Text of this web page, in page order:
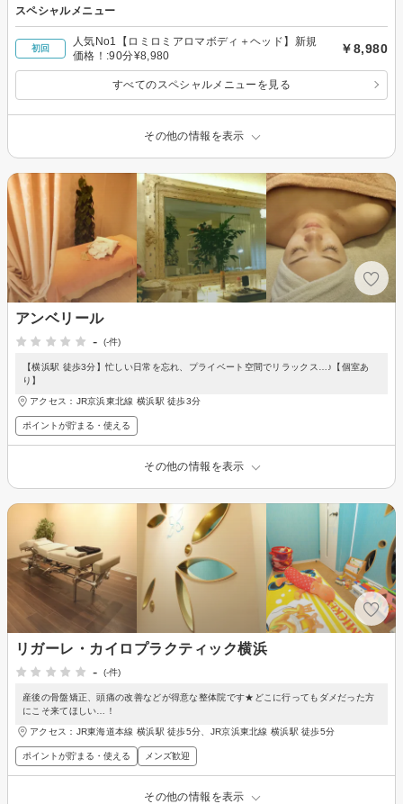
スペシャルメニュー
初回
人気No1【ロミロミアロマボディ＋ヘッド】新規
価格！:90分¥8,980
￥8,980
すべてのスペシャルメニューを見る
その他の情報を表示
アンベリール
-
(-件)
【横浜駅 徒歩3分】忙しい日常を忘れ、プライベート空間でリラックス…♪【個室あ
り】
アクセス：JR京浜東北線 横浜駅 徒歩3分
ポイントが貯まる・使える
その他の情報を表示
リガーレ・カイロプラクティック横浜
-
(-件)
産後の骨盤矯正、頭痛の改善などが得意な整体院です★どこに行ってもダメだった方
にこそ来てほしい…！
アクセス：JR東海道本線 横浜駅 徒歩5分、JR京浜東北線 横浜駅 徒歩5分
ポイントが貯まる・使える メンズ歓迎
その他の情報を表示